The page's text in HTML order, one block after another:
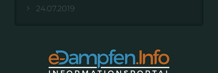
24.07.2019